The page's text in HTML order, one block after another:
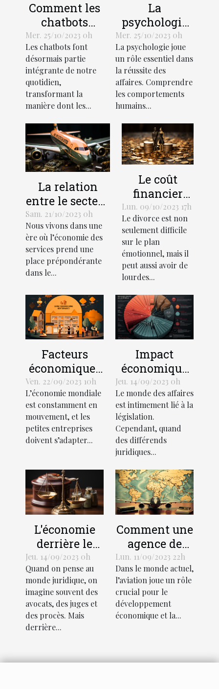
Comment les
chatbots
transforment-
ils
l'économie?
Mer. 25/10/2023 0h
Les chatbots font
désormais partie
intégrante de notre
quotidien,
transformant la
manière dont les...
La
psychologie
de l'efficacité
en affaires
Mer. 25/10/2023 0h
La psychologie joue
un rôle essentiel dans
la réussite des
affaires. Comprendre
les comportements
humains...
La relation
entre le secteur
des services et
le
développement
économique
Sam. 21/10/2023 0h
Nous vivons dans une
ère où l’économie des
services prend une
place prépondérante
dans le...
Le coût
financier
d'un divorce:
Comment
gérer votre
budget
Lun. 09/10/2023 17h
Le divorce est non
seulement difficile
sur le plan
émotionnel, mais il
peut aussi avoir de
lourdes...
Facteurs
économiques
influant sur la
croissance
des petites
entreprises
Ven. 22/09/2023 10h
L’économie mondiale
est constamment en
mouvement, et les
petites entreprises
doivent s’adapter...
Impact
économique
des litiges
juridiques
Jeu. 14/09/2023 0h
Le monde des affaires
est intimement lié à la
législation.
Cependant, quand
des différends
juridiques...
L'économie
derrière le
support
juridique :
coûts et
avantages
Jeu. 14/09/2023 0h
Quand on pense au
monde juridique, on
imagine souvent des
avocats, des juges et
des procès. Mais
derrière...
Comment une
agence de
traduction
aéronautique
peut stimuler
l'économie
mondiale
Lun. 11/09/2023 22h
Dans le monde actuel,
l’aviation joue un rôle
crucial pour le
développement
économique et la...